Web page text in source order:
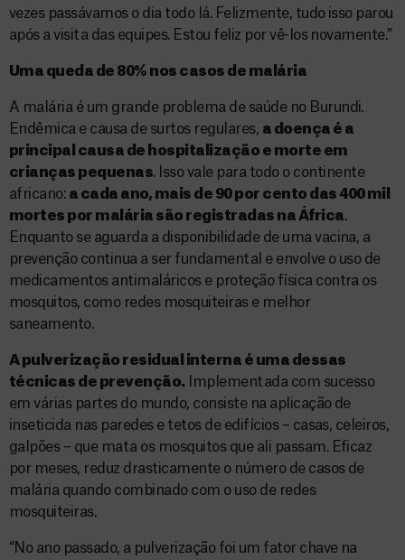
vezes passávamos o dia todo lá. Felizmente, tudo isso parou
após a visita das equipes. Estou feliz por vê-los novamente.”
Uma queda de 80% nos casos de malária
A malária é um grande problema de saúde no Burundi.
Endêmica e causa de surtos regulares, a doença é a
principal causa de hospitalização e morte em
crianças pequenas. Isso vale para todo o continente
africano: a cada ano, mais de 90 por cento das 400 mil
mortes por malária são registradas na África.
Enquanto se aguarda a disponibilidade de uma vacina, a
prevenção continua a ser fundamental e envolve o uso de
medicamentos antimaláricos e proteção física contra os
mosquitos, como redes mosquiteiras e melhor
saneamento.
A pulverização residual interna é uma dessas
técnicas de prevenção. Implementada com sucesso
em várias partes do mundo, consiste na aplicação de
inseticida nas paredes e tetos de edifícios – casas, celeiros,
galpões – que mata os mosquitos que ali passam. Eficaz
por meses, reduz drasticamente o número de casos de
malária quando combinado com o uso de redes
mosquiteiras.
“No ano passado, a pulverização foi um fator chave na